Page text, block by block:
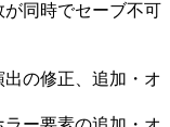
同時でセーブ不可
の修正、追加・オ